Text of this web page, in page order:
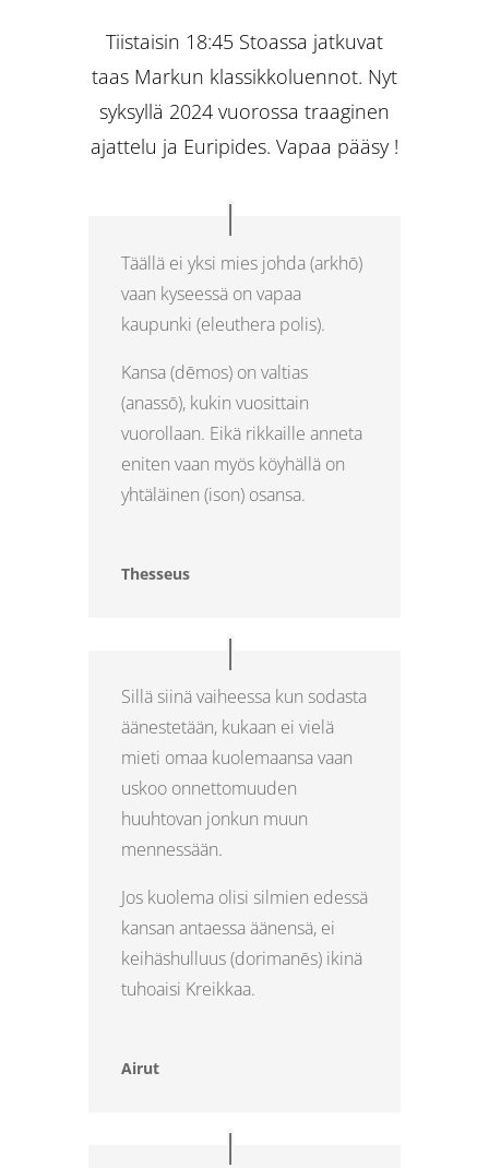
Tiistaisin 18:45 Stoassa jatkuvat
taas Markun klassikkoluennot. Nyt
syksyllä 2024 vuorossa traaginen
ajattelu ja Euripides. Vapaa pääsy !
Täällä ei yksi mies johda (arkhō)
vaan kyseessä on vapaa
kaupunki (eleuthera polis).
Kansa (dēmos) on valtias
(anassō), kukin vuosittain
vuorollaan. Eikä rikkaille anneta
eniten vaan myös köyhällä on
yhtäläinen (ison) osansa.
Thesseus
Sillä siinä vaiheessa kun sodasta
äänestetään, kukaan ei vielä
mieti omaa kuolemaansa vaan
uskoo onnettomuuden
huuhtovan jonkun muun
mennessään.
Jos kuolema olisi silmien edessä
kansan antaessa äänensä, ei
keihäshulluus (dorimanēs) ikinä
tuhoaisi Kreikkaa.
Airut